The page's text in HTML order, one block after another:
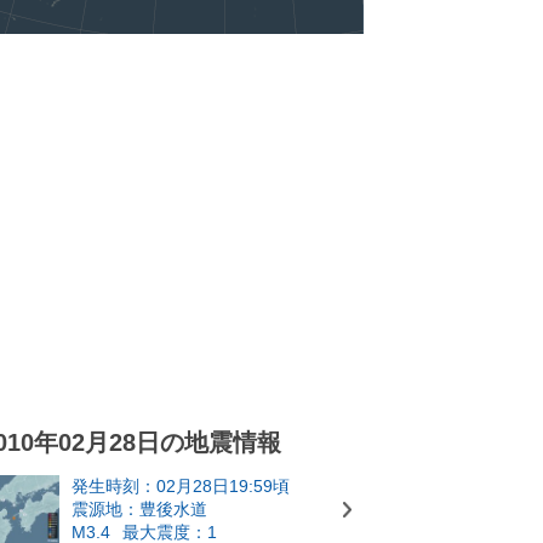
年02月28日の地震情報
発生時刻：02月28日19:59頃
震源地：豊後水道
M3.4
最大震度：1